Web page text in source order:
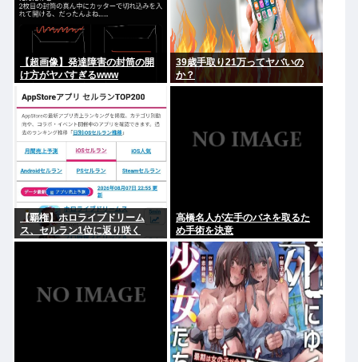
【超画像】発達障害の封筒の開
け方がヤバすぎるwww
39歳手取り21万ってヤバいの
か？
【覇権】ホロライブドリーム
ス、セルラン1位に返り咲く
WIWIWIWIWIWIWIWIWIWIWIWI
高橋名人が左手のバネを取るた
め手術を決意